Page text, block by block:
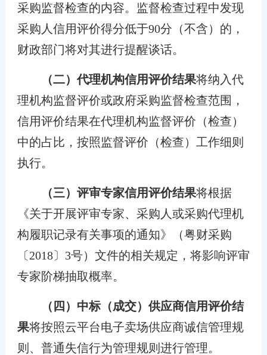
采购监督检查的内容。监督检查过程中发现
采购人信用评价得分低于90分（不含）的，
财政部门将对其进行提醒谈话。
（二）代理机构信用评价结果将纳入代
理机构监督评价或政府采购监督检查范围，
信用评价结果在代理机构监督评价（检查）
中的占比，按照监督评价（检查）工作细则
执行。
（三）评审专家信用评价结果将根据
《关于开展评审专家、采购人或采购代理机
构履职记录有关事项的通知》（粤财采购
〔2018〕3号）文件的相关规定，将影响评审
专家阶梯抽取概率。
（四）中标（成交）供应商信用评价结
果将按照云平台电子卖场供应商诚信管理规
则、普通失信行为管理规则进行管理。